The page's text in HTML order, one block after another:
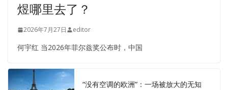
煜哪里去了？
2026年7月27日 editor
何宇红 当2026年菲尔兹奖公布时，中国
“没有空调的欧洲”：一场被放大的无知